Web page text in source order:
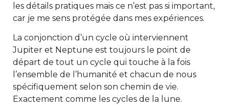
les détails pratiques mais ce n’est pas si important,
car je me sens protégée dans mes expériences.
La conjonction d’un cycle où interviennent
Jupiter et Neptune est toujours le point de
départ de tout un cycle qui touche à la fois
l’ensemble de l’humanité et chacun de nous
spécifiquement selon son chemin de vie.
Exactement comme les cycles de la lune.